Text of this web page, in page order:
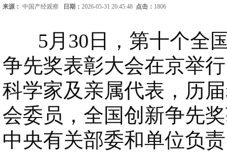
来源： 中国产经观察 日期： 2026-05-31 20:45:48 点击： 1806
5月30日，第十个全国
争先奖表彰大会在京举
科学家及亲属代表，历
会委员，全国创新争先
中央有关部委和单位负